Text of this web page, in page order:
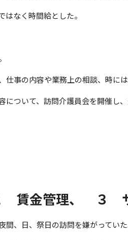
なく時間給とした。
事の内容や業務上の相談、時に
ついて、訪問介護員会を開催し、
金管理、 ３ サ
、日、祭日の訪問を嫌がっていた